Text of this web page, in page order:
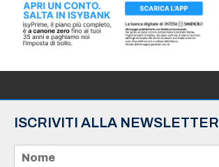
ISCRIVITI ALLA NEWSLETTER